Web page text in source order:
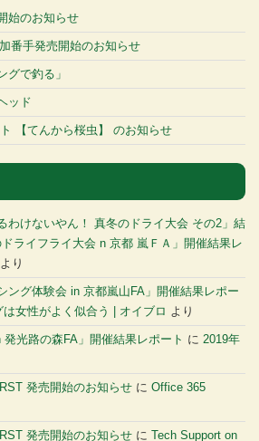
始のお知らせ
番手発売開始のお知らせ
グで釣る」
ッド
【てんから桜虫】 のお知らせ
けないやん！ 真冬のドライ大会 その2」結
ドライフライ大会 n 京都 嵐ＦＡ」開催結果レ
より
ング体験会 in 京都嵐山FA」開催結果レポー
女性がよく似合う | オイブロ より
発光路の森FA」開催結果レポート に 2019年
発売開始のお知らせ に Office 365
発売開始のお知らせ に Tech Support on